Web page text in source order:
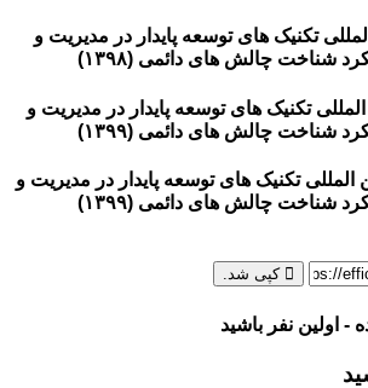
تکنیک های توسعه پایدار در مدیریت و
شناخت چالش های دائمی (۱۳۹۸)
تکنیک های توسعه پایدار در مدیریت و
شناخت چالش های دائمی (۱۳۹۹)
تکنیک های توسعه پایدار در مدیریت و
شناخت چالش های دائمی (۱۳۹۹)
کپی شد.
- اولین نفر باشید